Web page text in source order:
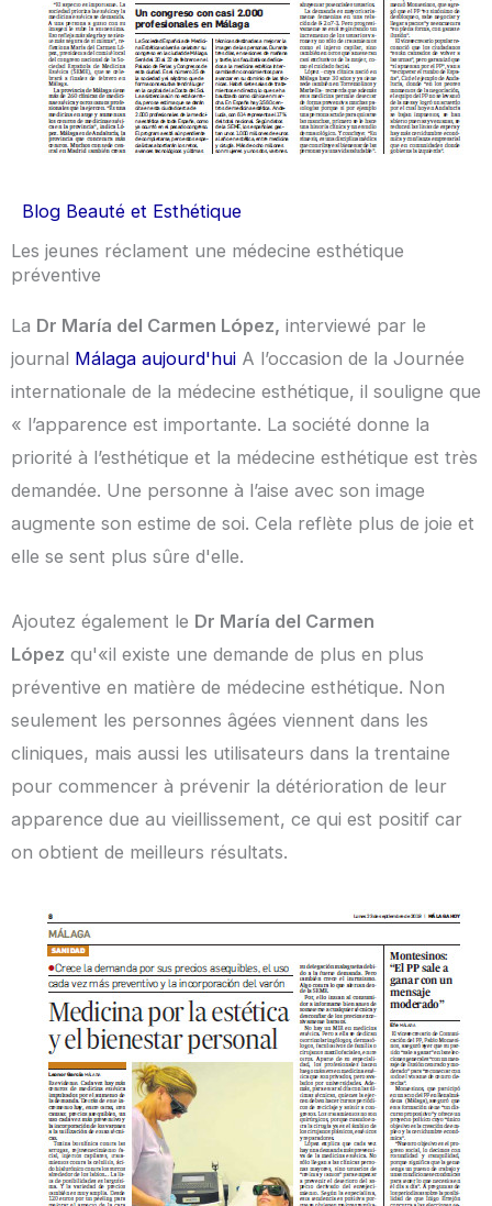
Blog Beauté et Esthétique
Les jeunes réclament une médecine esthétique
préventive
La Dr María del Carmen López, interviewé par le
journal Málaga aujourd'hui A l’occasion de la Journée
internationale de la médecine esthétique, il souligne que
« l’apparence est importante. La société donne la
priorité à l’esthétique et la médecine esthétique est très
demandée. Une personne à l’aise avec son image
augmente son estime de soi. Cela reflète plus de joie et
elle se sent plus sûre d'elle.
Ajoutez également le Dr María del Carmen
López qu'«il existe une demande de plus en plus
préventive en matière de médecine esthétique. Non
seulement les personnes âgées viennent dans les
cliniques, mais aussi les utilisateurs dans la trentaine
pour commencer à prévenir la détérioration de leur
apparence due au vieillissement, ce qui est positif car
on obtient de meilleurs résultats.